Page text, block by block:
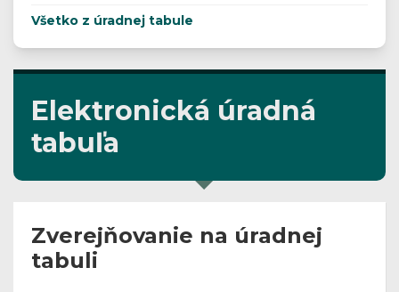
Elektronická úradná
tabuľa
Zverejňovanie na úradnej
tabuli
Všetko z úradnej tabule